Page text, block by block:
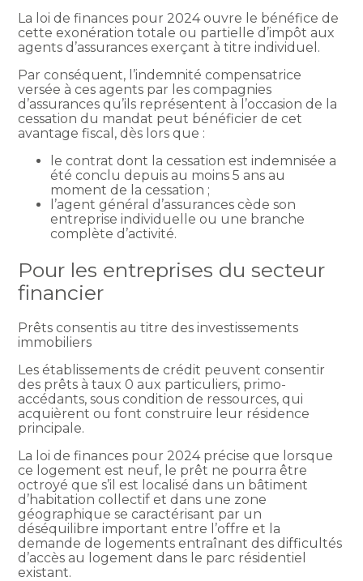
La loi de finances pour 2024 ouvre le bénéfice de
cette exonération totale ou partielle d’impôt aux
agents d’assurances exerçant à titre individuel.
Par conséquent, l’indemnité compensatrice
versée à ces agents par les compagnies
d’assurances qu’ils représentent à l’occasion de la
cessation du mandat peut bénéficier de cet
avantage fiscal, dès lors que :
le contrat dont la cessation est indemnisée a
été conclu depuis au moins 5 ans au
moment de la cessation ;
l’agent général d’assurances cède son
entreprise individuelle ou une branche
complète d’activité.
Pour les entreprises du secteur
financier
Prêts consentis au titre des investissements
immobiliers
Les établissements de crédit peuvent consentir
des prêts à taux 0 aux particuliers, primo-
accédants, sous condition de ressources, qui
acquièrent ou font construire leur résidence
principale.
La loi de finances pour 2024 précise que lorsque
ce logement est neuf, le prêt ne pourra être
octroyé que s’il est localisé dans un bâtiment
d’habitation collectif et dans une zone
géographique se caractérisant par un
déséquilibre important entre l’offre et la
demande de logements entraînant des difficultés
d’accès au logement dans le parc résidentiel
existant.